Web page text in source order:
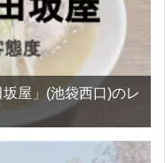
屋」(池袋西口)のレ